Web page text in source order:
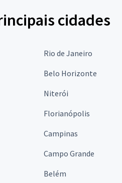
cidades
Rio de Janeiro
Belo Horizonte
Niterói
Florianópolis
Campinas
Campo Grande
Belém